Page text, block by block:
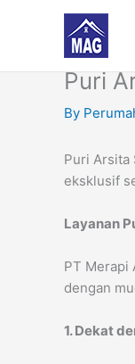
Puri
By
Puri Arsita
eksklusif
Layanan
PT Merapi
dengan
1. Dekat